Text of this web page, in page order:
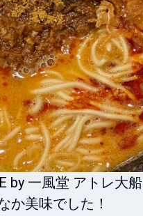
by 一風堂 アトレ
か美味でした！